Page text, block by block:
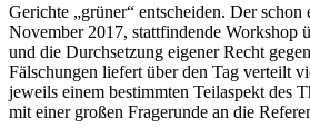
Gerichte „grüner“ entscheiden. Der schon
November 2017, stattfindende Workshop
und die Durchsetzung eigener Recht
Fälschungen liefert über den Tag verteilt
jeweils einem bestimmten Teilaspekt des
mit einer großen Fragerunde an die